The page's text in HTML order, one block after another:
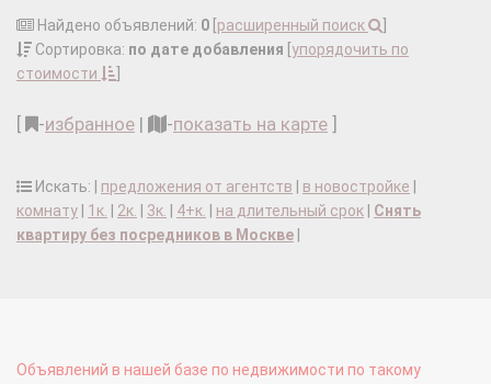
Найдено объявлений: 0 расширенный поиск
Сортировка: по дате добавления упорядочить по
стоимости
-избранное | -показать на карте
Искать: | предложения от агентств в новостройке
комнату
1к. 2к. 3к. 4+к. на длительный срок
Снять
квартиру без посредников в Москве
Объявлений в нашей базе по недвижимости по такому